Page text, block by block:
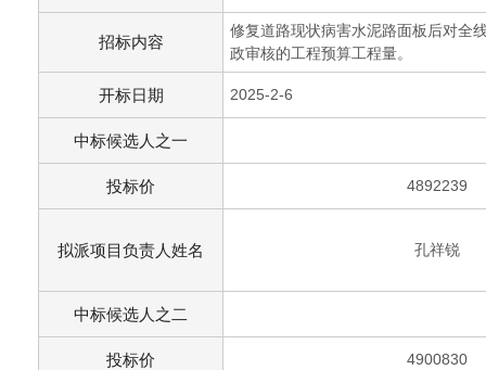
招标内容
修复道路现状病害水泥路面板后对全
政审核的工程预算工程量。
开标日期 2025-2-6
中标候选人之一
投标价 4892239
拟派项目负责人姓名 孔祥锐
中标候选人之二
投标价 4900830